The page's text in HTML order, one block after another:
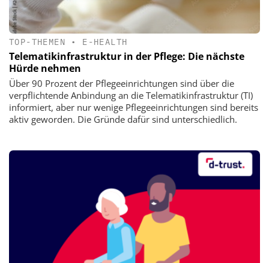
TOP-THEMEN • E-HEALTH
Telematikinfrastruktur in der Pflege: Die nächste
Hürde nehmen
Über 90 Prozent der Pflegeeinrichtungen sind über die
verpflichtende Anbindung an die Telematikinfrastruktur (TI)
informiert, aber nur wenige Pflegeeinrichtungen sind bereits
aktiv geworden. Die Gründe dafür sind unterschiedlich.